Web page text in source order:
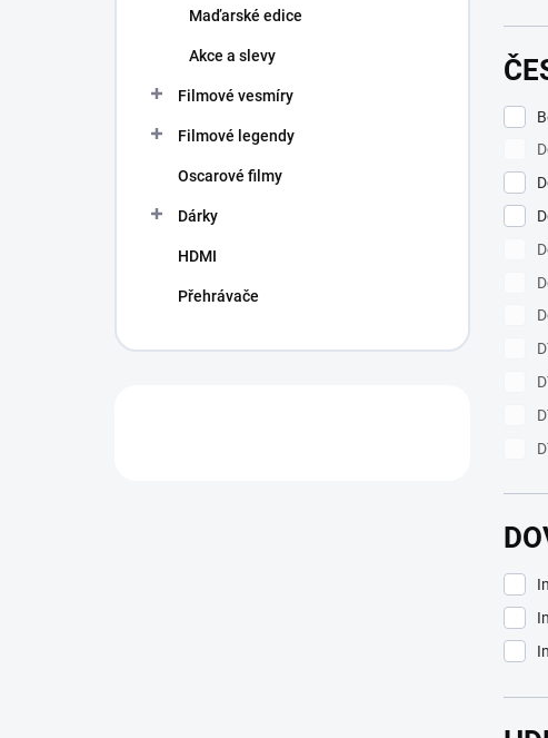
Maďarské edice
Akce a slevy
Filmové vesmíry
Filmové legendy
Oscarové filmy
Dárky
HDMI
Přehrávače